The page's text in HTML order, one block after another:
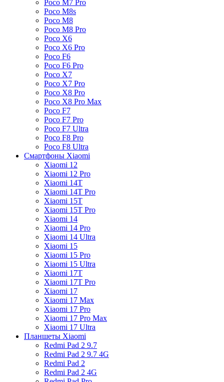
Poco M7 Pro
Poco M8s
Poco M8
Poco M8 Pro
Poco X6
Poco X6 Pro
Poco F6
Poco F6 Pro
Poco X7
Poco X7 Pro
Poco X8 Pro
Poco X8 Pro Max
Poco F7
Poco F7 Pro
Poco F7 Ultra
Poco F8 Pro
Poco F8 Ultra
Смартфоны Xiaomi
Xiaomi 12
Xiaomi 12 Pro
Xiaomi 14T
Xiaomi 14T Pro
Xiaomi 15T
Xiaomi 15T Pro
Xiaomi 14
Xiaomi 14 Pro
Xiaomi 14 Ultra
Xiaomi 15
Xiaomi 15 Pro
Xiaomi 15 Ultra
Xiaomi 17T
Xiaomi 17T Pro
Xiaomi 17
Xiaomi 17 Max
Xiaomi 17 Pro
Xiaomi 17 Pro Max
Xiaomi 17 Ultra
Планшеты Xiaomi
Redmi Pad 2 9.7
Redmi Pad 2 9.7 4G
Redmi Pad 2
Redmi Pad 2 4G